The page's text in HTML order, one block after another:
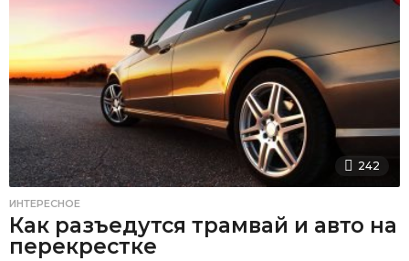
242
ИНТЕРЕСНОЕ
Как разъедутся трамвай и авто на
перекрестке